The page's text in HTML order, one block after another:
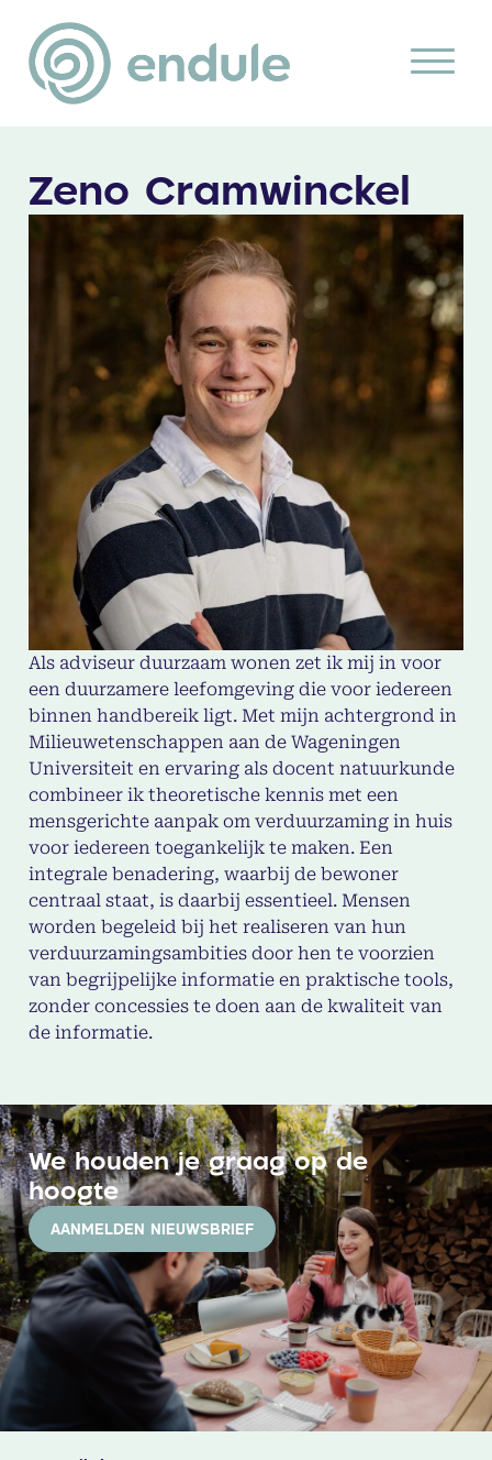
Zeno Cramwinckel
Als adviseur duurzaam wonen zet ik mij in voor
een duurzamere leefomgeving die voor iedereen
binnen handbereik ligt. Met mijn achtergrond in
Milieuwetenschappen aan de Wageningen
Universiteit en ervaring als docent natuurkunde
combineer ik theoretische kennis met een
mensgerichte aanpak om verduurzaming in huis
voor iedereen toegankelijk te maken. Een
integrale benadering, waarbij de bewoner
centraal staat, is daarbij essentieel. Mensen
worden begeleid bij het realiseren van hun
verduurzamingsambities door hen te voorzien
van begrijpelijke informatie en praktische tools,
zonder concessies te doen aan de kwaliteit van
de informatie.
We houden je graag op de
hoogte
AANMELDEN NIEUWSBRIEF